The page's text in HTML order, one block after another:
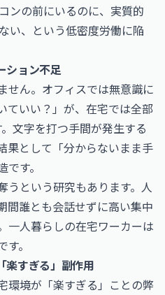
ンの前にいるのに、実質的
い、という低密度労働に陥
ション不足
せん。オフィスでは無意識に
ていい？」が、在宅では全部
文字を打つ手間が発生する
果として「分からないまま手
す。
うという研究もあります。人
間誰とも会話せずに高い集中
一人暮らしの在宅ワーカーは
。
楽すぎる」副作用
環境が「楽すぎる」ことの弊